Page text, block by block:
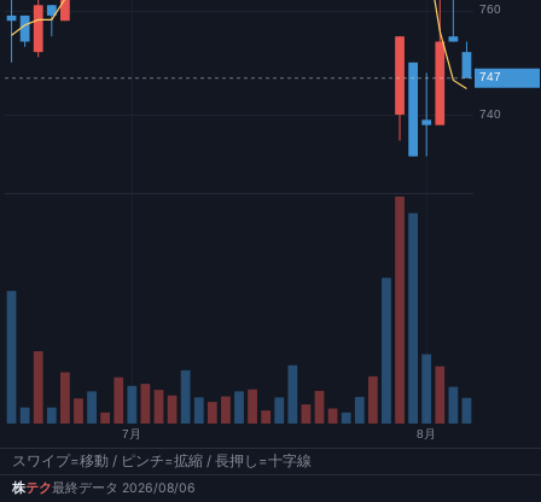
スワイプ=移動 / ピンチ=拡縮 / 長押し=十字線
株テク最終データ 2026/08/06